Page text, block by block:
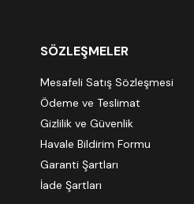
SÖZLEŞMELER
Mesafeli Satış Sözleşmesi
Ödeme ve Teslimat
Gizlilik ve Güvenlik
Havale Bildirim Formu
Garanti Şartları
İade Şartları